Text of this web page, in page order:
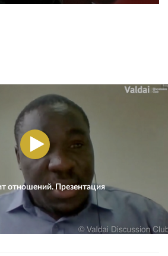
отношений. Презентация